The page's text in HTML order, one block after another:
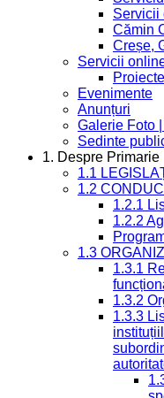
Servicii
Cămin
Creșe,
Servicii
Proiecte
Evenimente
Anunțuri
Galerie Foto
Sedinte
1. Despre Primarie
1.1
1.2
1.2.1
1.2.2
1.3
1.3.1
1.3.2
1.3.3